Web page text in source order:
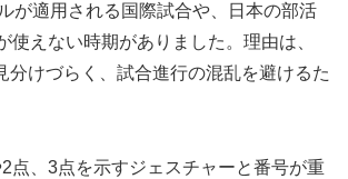
が適用される国際試合や、日本の部活
使えない時期がありました。理由は、
分けづらく、試合進行の混乱を避けるた
点、3点を示すジェスチャーと番号が重